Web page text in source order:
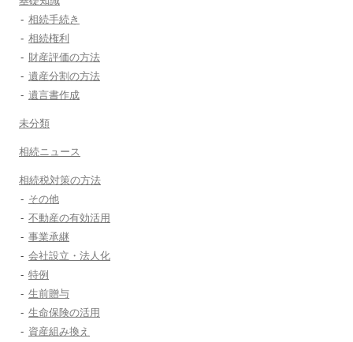
相続手続き
相続権利
財産評価の方法
遺産分割の方法
遺言書作成
未分類
相続ニュース
相続税対策の方法
その他
不動産の有効活用
事業承継
会社設立・法人化
特例
生前贈与
生命保険の活用
資産組み換え